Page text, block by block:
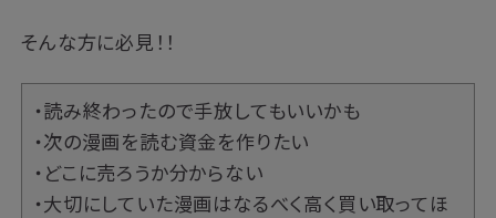
そんな方に必見！！
・読み終わったので手放してもいいかも
・次の漫画を読む資金を作りたい
・どこに売ろうか分からない
・大切にしていた漫画はなるべく高く買い取ってほ